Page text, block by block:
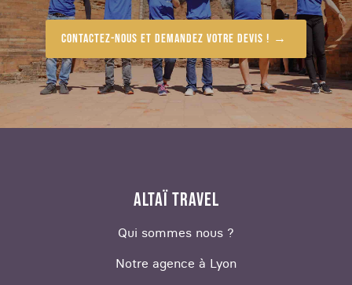
Contactez-nous et demandez votre devis !
ALTAÏ TRAVEL
Qui sommes nous ?
Notre agence à Lyon